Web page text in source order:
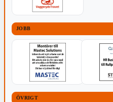
JOBB
ÖVRIGT